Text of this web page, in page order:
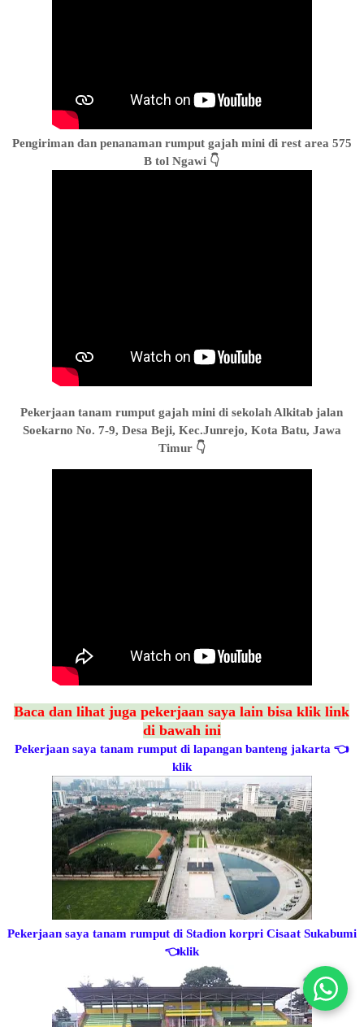
Pengiriman dan penanaman rumput gajah mini di rest area 575
B tol Ngawi 👇
Pekerjaan tanam rumput gajah mini di sekolah Alkitab jalan
Soekarno No. 7-9, Desa Beji, Kec.Junrejo, Kota Batu, Jawa
Timur 👇
Baca dan lihat juga pekerjaan saya lain bisa klik link
di bawah ini
Pekerjaan saya tanam rumput di lapangan banteng jakarta 👈
klik
Pekerjaan saya tanam rumput di Stadion korpri Cisaat Sukabumi
👈klik